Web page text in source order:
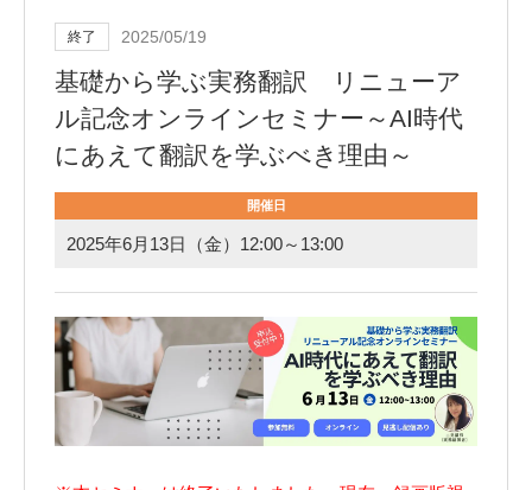
終了 2025/05/19
基礎から学ぶ実務翻訳 リニューア
ル記念オンラインセミナー～AI時代
にあえて翻訳を学ぶべき理由～
開催日
2025年6月13日（金）12:00～13:00